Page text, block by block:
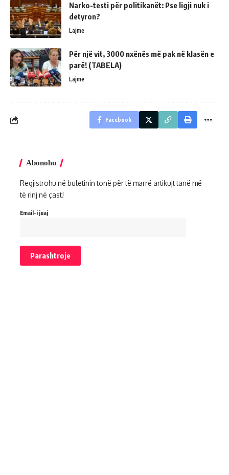
Narko-testi për politikanët: Pse ligji nuk i
detyron?
Lajme
Për një vit, 3000 nxënës më pak në klasën e
parë! (TABELA)
Lajme
Facebook
Abonohu
Regjistrohu në buletinin tonë për të marrë artikujt tanë më
të rinj në çast!
Email-i juaj